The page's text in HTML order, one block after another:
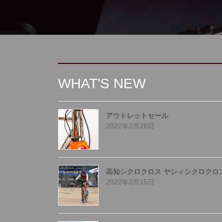
WHAT'S NEW
アウトレットセール
2022年2月26日
高知シクロクロス ヤシィシクロクロ
2022年2月15日